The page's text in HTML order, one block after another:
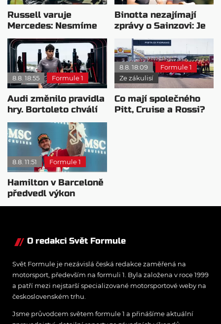
Russell varuje
Mercedes: Nesmíme
usnout na vavřínech
Binotta nezajímají
zprávy o Sainzovi: Je
to důkaz, že Audi
roste
8.8. 18:55 Formule 1
Audi změnilo pravidla
hry. Bortoleto chválí
nový tým i jeho
mentalitu
8.8. 18:09
Formule 1
Ze zákulisí
Co mají společného
Pitt, Cruise a Rossi?
8.8. 11:51 Formule 1
Hamilton v Barceloně
předvedl výkon
pravého šampiona
O redakci Svět Formule
Svět Formule je nezávislá česká redakce zaměřená na
motorsport, především na formuli 1. Byla založena v roce 1999
a patří mezi nejstarší specializované motorsportové weby na
československém trhu.
Jsme průvodcem světem formule 1 a přinášíme aktuální